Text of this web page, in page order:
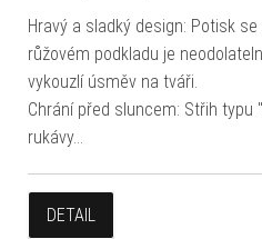
Hravý a sladký design: Potisk
růžovém podkladu je
vykouzlí úsměv na tváři.
Chrání před sluncem: Střih typu
rukávy…
DETAIL